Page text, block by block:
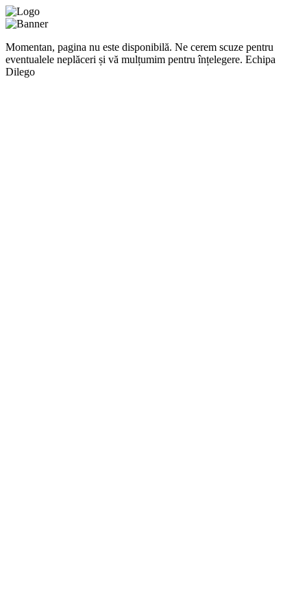
Momentan, pagina nu este disponibilă. Ne cerem scuze pentru
eventualele neplăceri și vă mulțumim pentru înțelegere. Echipa
Dilego